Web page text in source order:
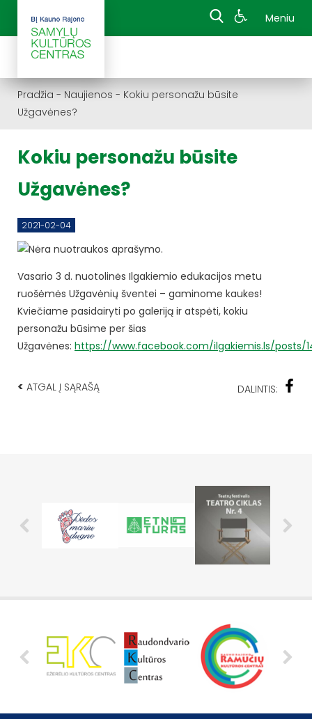
Meniu
Pradžia - Naujienos - Kokiu personažu būsite
Užgavėnes?
Kokiu personažu būsite
Užgavėnes?
2021-02-04
Vasario 3 d. nuotolinės Ilgakiemio edukacijos metu
ruošėmės Užgavėnių šventei – gaminome kaukes!
Kviečiame pasidairyti po galeriją ir atspėti, kokiu
personažu būsime per šias
Užgavėnes: https://www.facebook.com/ilgakiemis.ls/posts/
< ATGAL Į SĄRAŠĄ DALINTIS: